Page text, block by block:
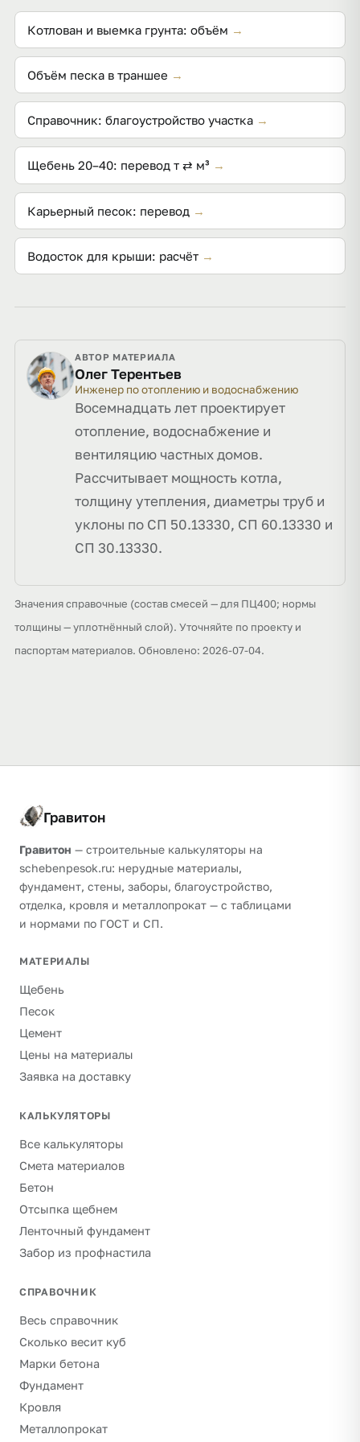
саму необходимость дренажа определяет проект
по СП 104.13330 и геологии участка.
Котлован и выемка грунта: объём →
Объём песка в траншее →
Справочник: благоустройство участка →
Щебень 20–40: перевод т ⇄ м³ →
Карьерный песок: перевод →
Водосток для крыши: расчёт →
АВТОР МАТЕРИАЛА
Олег Терентьев
Инженер по отоплению и водоснабжению
Восемнадцать лет проектирует
отопление, водоснабжение и
вентиляцию частных домов.
Рассчитывает мощность котла,
толщину утепления, диаметры труб и
уклоны по СП 50.13330, СП 60.13330 и
СП 30.13330.
Значения справочные (состав смесей — для ПЦ400; нормы
толщины — уплотнённый слой). Уточняйте по проекту и
паспортам материалов. Обновлено: 2026-07-04.
Гравитон
Гравитон — строительные калькуляторы на
schebenpesok.ru: нерудные материалы,
фундамент, стены, заборы, благоустройство,
отделка, кровля и металлопрокат — с таблицами
и нормами по ГОСТ и СП.
МАТЕРИАЛЫ
Щебень
Песок
Цемент
Цены на материалы
Заявка на доставку
КАЛЬКУЛЯТОРЫ
Все калькуляторы
Смета материалов
Бетон
Отсыпка щебнем
Ленточный фундамент
Забор из профнастила
СПРАВОЧНИК
Весь справочник
Сколько весит куб
Марки бетона
Фундамент
Кровля
Металлопрокат